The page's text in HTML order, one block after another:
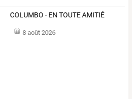
COLUMBO - EN TOUTE AMITIÉ
8 août 2026